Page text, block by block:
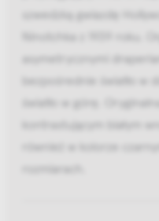
szwedzką gwiazdę
Ninotchka z 1939 roku.
asymetrycznymi
bezpośrednie światło w
światło w górę.
kontrastującym białym
również w kolorze
rozmiarach.